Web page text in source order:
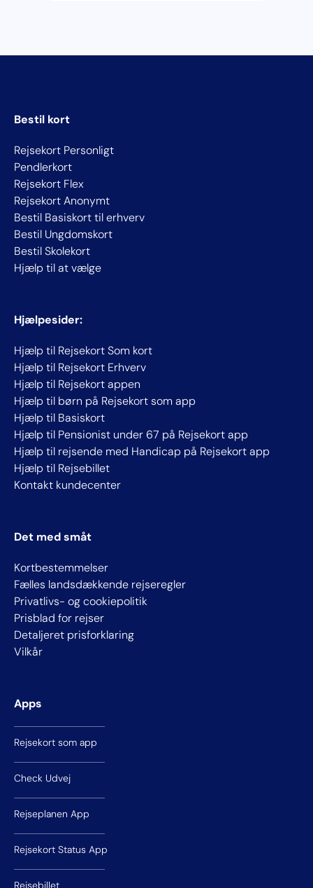
Bestil kort
Rejsekort Personligt
Pendlerkort
Rejsekort Flex
Rejsekort Anonymt
Bestil Basiskort til erhverv
Bestil Ungdomskort
Bestil Skolekort
Hjælp til at vælge
Hjælpesider:
Hjælp til Rejsekort Som kort
Hjælp til Rejsekort Erhverv
Hjælp til Rejsekort appen
Hjælp til børn på Rejsekort som app
Hjælp til Basiskort
Hjælp til Pensionist under 67 på Rejsekort app
Hjælp til rejsende med Handicap på Rejsekort app
Hjælp til Rejsebillet
Kontakt kundecenter
Det med småt
Kortbestemmelser
Fælles landsdækkende rejseregler
Privatlivs- og cookiepolitik
Prisblad for rejser
Detaljeret prisforklaring
Vilkår
Apps
Rejsekort som app
Check Udvej
Rejseplanen App
Rejsekort Status App
Rejsebillet